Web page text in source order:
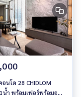
อนโด 28 CHIDLOM